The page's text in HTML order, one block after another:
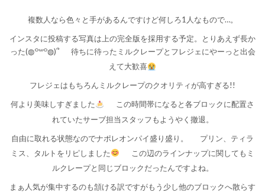
複数人なら色々と手があるんですけど何しろ1人なもので…。
インスタに投稿する写真は上の完全版を採用する予定。とりあえず長か
った(◍꒪꒳​꒪◍)՞
待ちに待ったミルクレープとフレジェにやーっと出会
えて大歓喜
フレジェはもちろんミルクレープのクオリティが高すぎる!!
何より美味しすぎました
この時間帯になると各ブロックに配置さ
れていたサーブ担当スタッフもようやく撤退。
自由に取れる状態なのでナポレオンパイ盛り盛り。
プリン、ティラ
ミス、タルトをリピしました
この辺のラインナップに関してもミ
ルクレープと同じブロックだったんですよね。
まぁ人気が集中するのも頷ける訳ですがもう少し他のブロックへ散らす